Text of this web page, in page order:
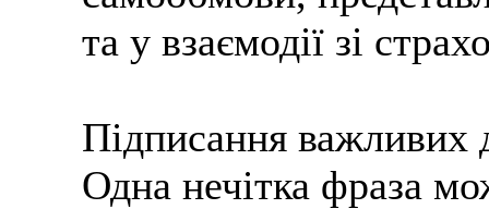
та у взаємодії зі
Підписання важливих
Одна нечітка фраза